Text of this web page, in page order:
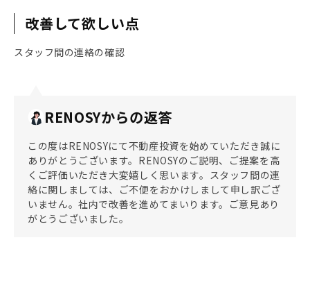
改善して欲しい点
スタッフ間の連絡の確認
RENOSYからの返答
この度はRENOSYにて不動産投資を始めていただき誠に
ありがとうございます。RENOSYのご説明、ご提案を高
くご評価いただき大変嬉しく思います。スタッフ間の連
絡に関しましては、ご不便をおかけしまして申し訳ござ
いません。社内で改善を進めてまいります。ご意見あり
がとうございました。